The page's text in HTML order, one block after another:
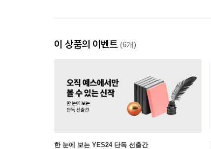
이 상품의 이벤트 (6개)
한 눈에 보는 YES24 단독 선출간